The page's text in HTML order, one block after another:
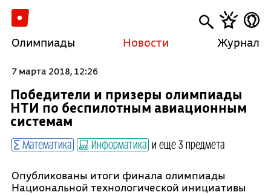
Олимпиады Новости Журнал
7 марта 2018, 12:26
Победители и призеры олимпиады
НТИ по беспилотным авиационным
системам
Математика Информатика и еще 3 предмета
Опубликованы итоги финала олимпиады
Национальной технологической инициативы